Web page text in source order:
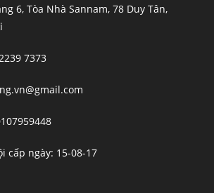
6, Tòa Nhà Sannam, 78 Duy Tân,
7373
cấp ngày: 15-08-17